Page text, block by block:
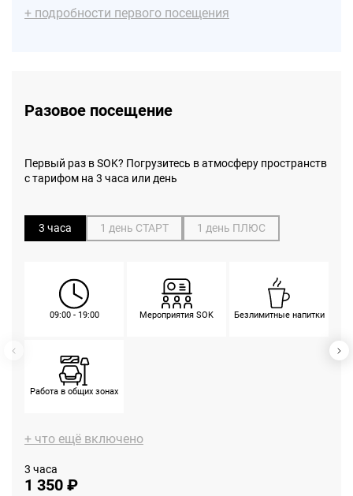
+ подробности первого посещения
в поддержку
Разовое посещение
Первый раз в SOK? Погрузитесь в атмосферу пространств
с тарифом на 3 часа или день
3 часа 1 день СТАРТ 1 день ПЛЮС
09:00 - 19:00 Мероприятия SOK Безлимитные напитки
Работа в общих зонах
+ что ещё включено
3 часа
1 350 ₽